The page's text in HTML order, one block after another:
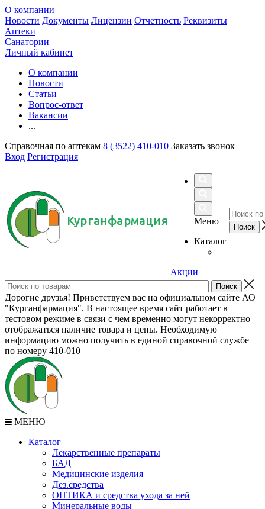
О компании
Новости Документы Лицензии Отчетность Реквизиты
Аптеки
Санатории
Личный кабинет
О компании
Новости
Статьи
Вопрос-ответ
Вакансии
...
Справочная по аптекам 8 (3522) 410-010 Заказать звонок
Вход Регистрация
Курганфармация
Меню
Каталог
Акции
Дорогие друзья! Приветствуем вас на официальном сайте АО
"Курганфармация". В настоящее время сайт работает в
тестовом режиме в связи с чем временно могут некорректно
отображаться наличие товара и цены. Необходимую
информацию можно получить в единой справочной службе
по номеру 410-010
МЕНЮ
Каталог
Лекарственные препараты
БАД
Медицинские изделия
Дез.средства
ОПТИКА и средства ухода за ней
Минеральные воды